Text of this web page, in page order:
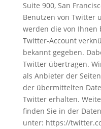
Suite 900, San
Benutzen von Twitter
werden die von Ihnen
Twitter-Account
bekannt gegeben.
Twitter übertragen.
als Anbieter der
der übermittelten
Twitter erhalten.
finden Sie in der
unter: https://